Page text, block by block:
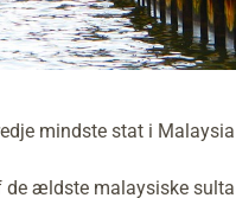
mindste stat i
de ældste malaysiske